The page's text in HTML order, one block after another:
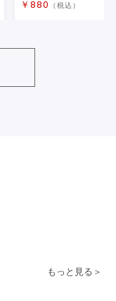
￥ 880 （税込）
もっと見る＞